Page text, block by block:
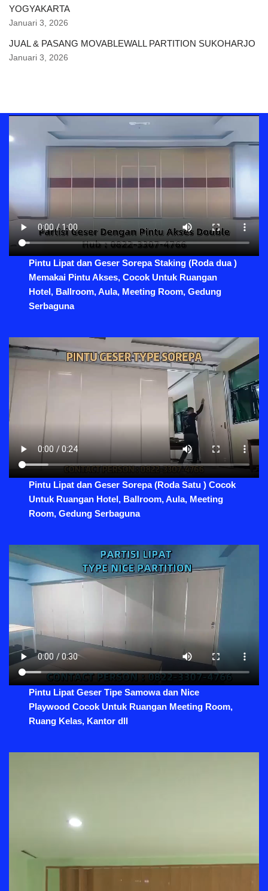
YOGYAKARTA
Januari 3, 2026
JUAL & PASANG MOVABLEWALL PARTITION SUKOHARJO
Januari 3, 2026
Pintu Lipat dan Geser Sorepa Staking (Roda dua )
Memakai Pintu Akses, Cocok Untuk Ruangan
Hotel, Ballroom, Aula, Meeting Room, Gedung
Serbaguna
Pintu Lipat dan Geser Sorepa (Roda Satu ) Cocok
Untuk Ruangan Hotel, Ballroom, Aula, Meeting
Room, Gedung Serbaguna
Pintu Lipat Geser Tipe Samowa dan Nice
Playwood Cocok Untuk Ruangan Meeting Room,
Ruang Kelas, Kantor dll